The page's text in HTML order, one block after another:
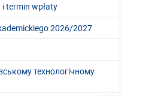
termin wpłaty
2026/2027
технологічному